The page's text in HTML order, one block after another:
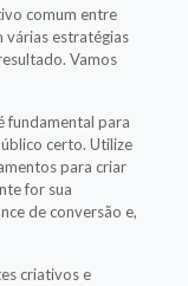
comum entre
várias estratégias
Vamos
fundamental para
certo. Utilize
para criar
for sua
de conversão e,
criativos e